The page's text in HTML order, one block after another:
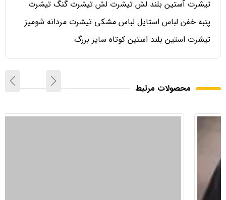
تیشرت آستین بلند لش تیشرت لش تیشرت گنگ تیشرت
پنبه خفن لباس استایل لباس مشکی تیشرت مردانه شومیز
تیشرت استین بلند استین کوتاه سایز بزرگ
محصولات مرتبط